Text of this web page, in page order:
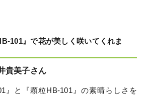
101』で花が美しく咲いてくれま
美子さん
』と『顆粒HB-101』の素晴らしさを